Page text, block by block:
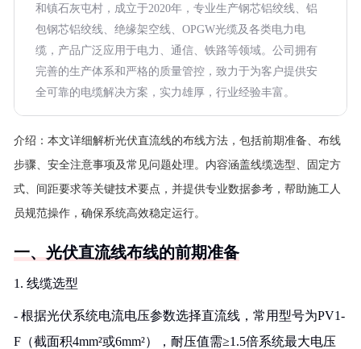
和镇石灰屯村，成立于2020年，专业生产钢芯铝绞线、铝
包钢芯铝绞线、绝缘架空线、OPGW光缆及各类电力电
缆，产品广泛应用于电力、通信、铁路等领域。公司拥有
完善的生产体系和严格的质量管控，致力于为客户提供安
全可靠的电缆解决方案，实力雄厚，行业经验丰富。
介绍： 本文详细解析光伏直流线的布线方法，包括前期准备、布线
步骤、安全注意事项及常见问题处理。内容涵盖线缆选型、固定方
式、间距要求等关键技术要点，并提供专业数据参考，帮助施工人
员规范操作，确保系统高效稳定运行。
一、光伏直流线布线的前期准备
1. 线缆选型
- 根据光伏系统电流电压参数选择直流线，常用型号为PV1-
F（截面积4mm²或6mm²），耐压值需≥1.5倍系统最大电压